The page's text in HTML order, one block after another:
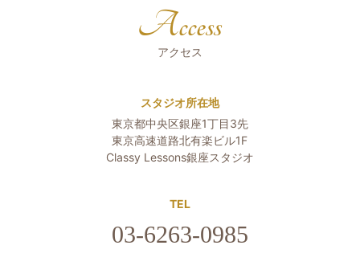
Access
アクセス
スタジオ所在地
東京都中央区銀座1丁目3先
東京高速道路北有楽ビル1F
Classy Lessons銀座スタジオ
TEL
03-6263-0985